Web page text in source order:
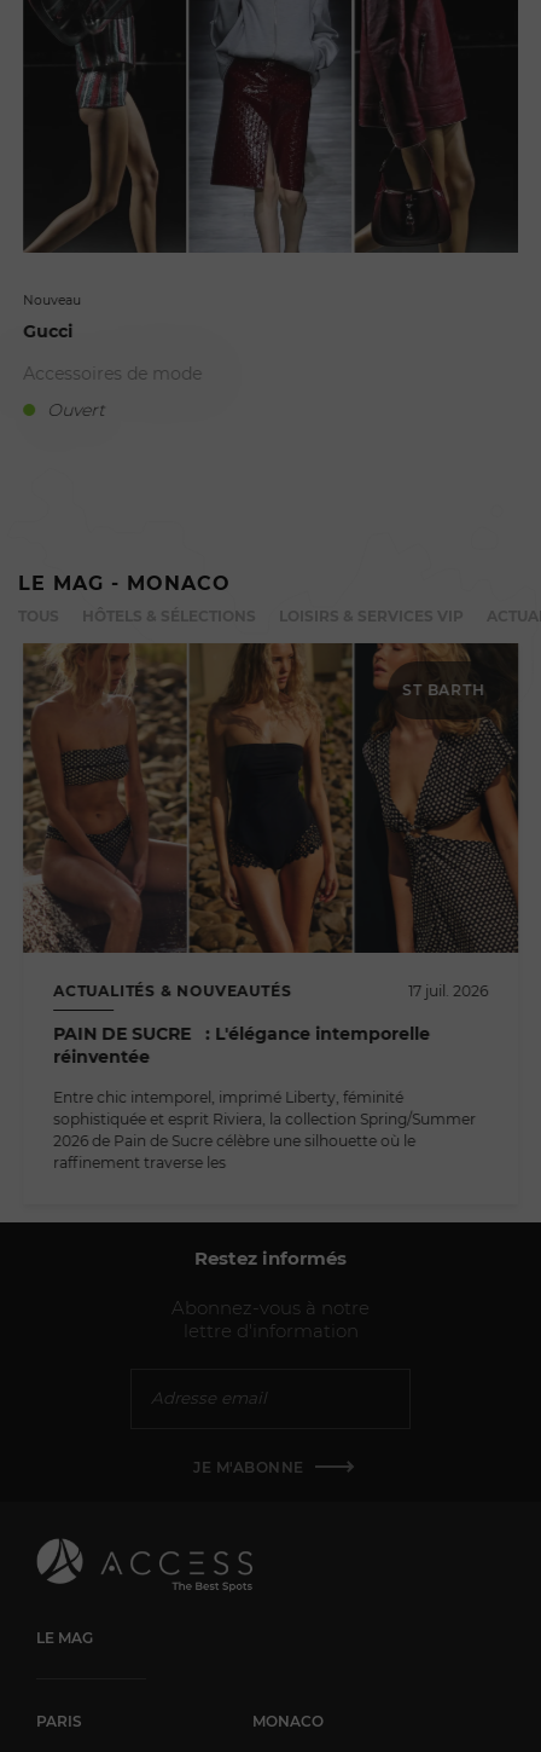
Nouveau
Gucci
Accessoires de mode
Ouvert
LE MAG - MONACO
HÔTELS & SÉLECTIONS
ST BARTH
ACTUALITÉS & NOUVEAUTÉS 17 juil. 2026
PAIN DE SUCRE : L'élégance intemporelle
réinventée
Entre chic intemporel, imprimé Liberty, féminité
sophistiquée et esprit Riviera, la collection Spring/Summer
2026 de Pain de Sucre célèbre une silhouette où le
raffinement traverse les
Restez informés
Abonnez-vous à notre
lettre d'information
JE M'ABONNE
LE MAG
PARIS MONACO